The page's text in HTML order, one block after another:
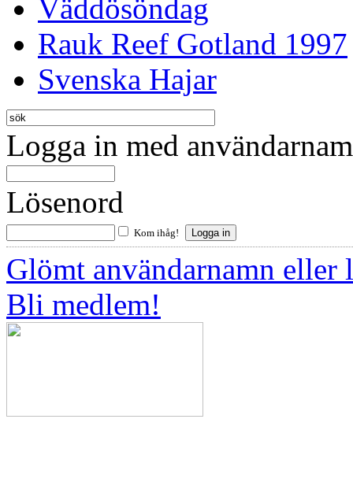
Väddösöndag
Rauk Reef Gotland 1997
Svenska Hajar
Logga in med
Lösenord
Kom ihåg!
Glömt användarnamn eller
Bli medlem!